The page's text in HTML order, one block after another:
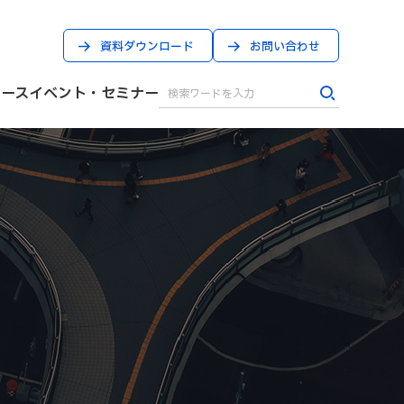
資料ダウンロード お問い合わせ
スイベント・セミナー